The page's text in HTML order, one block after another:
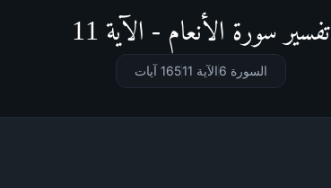
تفسير سورة الأنعام - الآية 11
السورة 6 الآية 11 165 آيات